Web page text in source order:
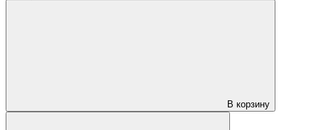
В корзину